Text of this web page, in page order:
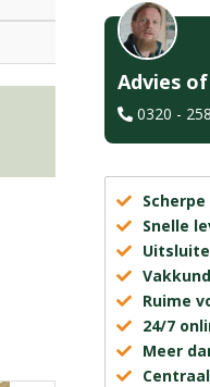
Advies
0320 -
Snelle
Ruime
24/7
Meer